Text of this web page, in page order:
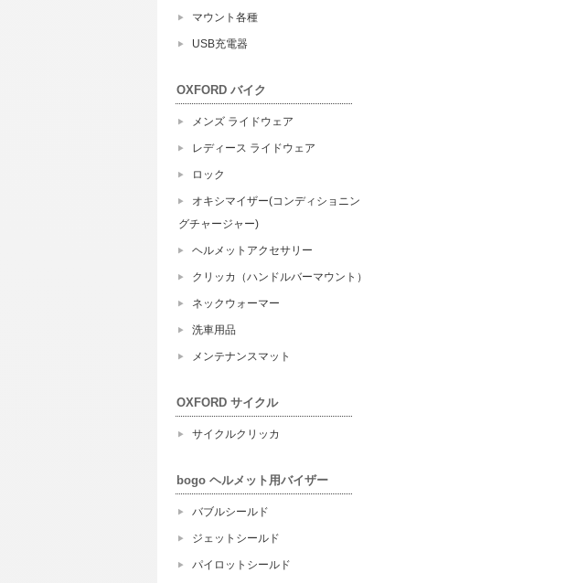
マウント各種
USB充電器
OXFORD バイク
メンズ ライドウェア
レディース ライドウェア
ロック
オキシマイザー(コンディショニン
グチャージャー)
ヘルメットアクセサリー
クリッカ（ハンドルバーマウント）
ネックウォーマー
洗車用品
メンテナンスマット
OXFORD サイクル
サイクルクリッカ
bogo ヘルメット用バイザー
バブルシールド
ジェットシールド
パイロットシールド